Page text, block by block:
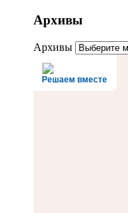
Архивы
Архивы
Решаем вместе